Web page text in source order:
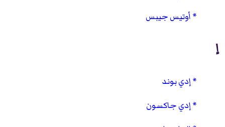
أوتيس جيبس
إ
إدي بوند
إدي جاكسون